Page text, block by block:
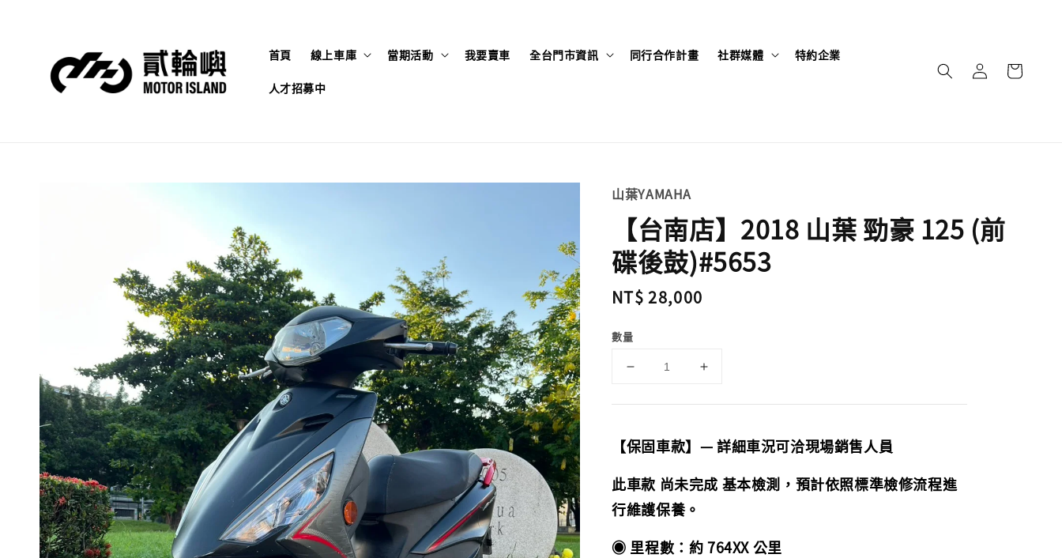
首頁 線上車庫 當期活動 我要賣車 全台門市資訊 同行合作計畫 社群媒體 特約企業
人才招募中
山葉YAMAHA
【台南店】2018 山葉 勁豪 125 (前
碟後鼓)#5653
Regular
NT$ 28,000
數量
【保固車款】— 詳細車況可洽現場銷售人員
此車款 尚未完成 基本檢測，預計依照標準檢修流程進
行維護保養。
◉ 里程數：約 764XX 公里